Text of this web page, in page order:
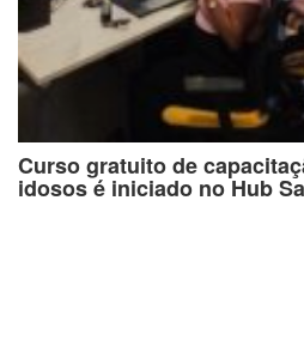
Curso gratuito de
idosos é iniciado no Hub